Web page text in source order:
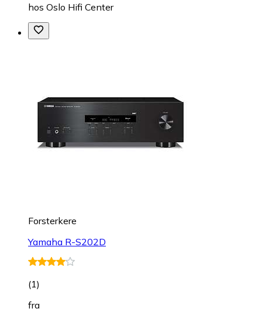
hos Oslo Hifi Center
Forsterkere
Yamaha R-S202D
(1)
fra